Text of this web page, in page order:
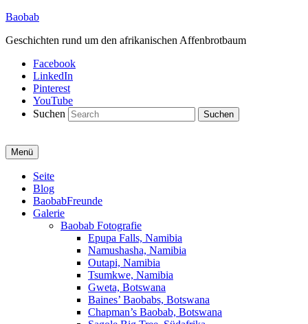
Baobab
Geschichten rund um den afrikanischen Affenbrotbaum
Facebook
LinkedIn
Pinterest
YouTube
Suchen
Menü
Primäres
Menü
Seite
Blog
BaobabFreunde
Galerie
Baobab Fotografie
Epupa Falls, Namibia
Namushasha, Namibia
Outapi, Namibia
Tsumkwe, Namibia
Gweta, Botswana
Baines’ Baobabs, Botswana
Chapman’s Baobab, Botswana